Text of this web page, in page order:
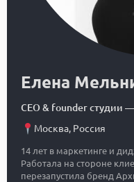
Елена
CEO & founder студии —
Москва, Россия
14 лет в маркетинге и
Работала на стороне
перезапустила бренд